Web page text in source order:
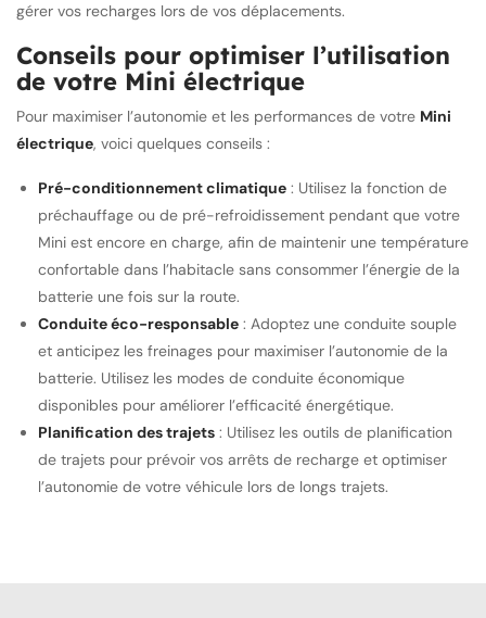
gérer vos recharges lors de vos déplacements.
Conseils pour optimiser l’utilisation
de votre Mini électrique
Pour maximiser l’autonomie et les performances de votre Mini
électrique, voici quelques conseils :
Pré-conditionnement climatique : Utilisez la fonction de
préchauffage ou de pré-refroidissement pendant que votre
Mini est encore en charge, afin de maintenir une température
confortable dans l’habitacle sans consommer l’énergie de la
batterie une fois sur la route.
Conduite éco-responsable : Adoptez une conduite souple
et anticipez les freinages pour maximiser l’autonomie de la
batterie. Utilisez les modes de conduite économique
disponibles pour améliorer l’efficacité énergétique.
Planification des trajets : Utilisez les outils de planification
de trajets pour prévoir vos arrêts de recharge et optimiser
l’autonomie de votre véhicule lors de longs trajets.